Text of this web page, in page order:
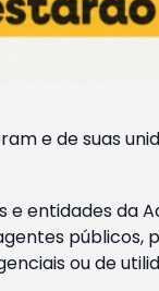
e de suas
entidades da
públicos,
ou de